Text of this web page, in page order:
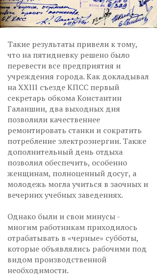
Такие результаты привели к тому,
что на пятидневку решено было
перевести все предприятия и
учреждения города. Как докладывал
на XXIII съезде КПСС первый
секретарь обкома Константин
Галаншин, два выходных дня
позволили качественнее
ремонтировать станки и сократить
потребление электроэнергии. Также
дополнительный день отдыха
позволил обеспечить, особенно
женщинам, полноценный досуг, а
молодежь могла учиться в заочных и
вечерних учебных заведениях.
Однако были и свои минусы -
многим работникам приходилось
отрабатывать в «черные» субботы,
которые объявлялись рабочими под
видом производственной
необходимости.